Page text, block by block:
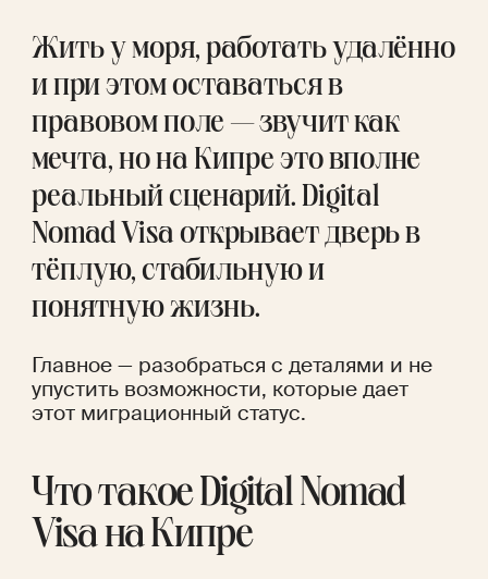
Жить у моря, работать удалённо
и при этом оставаться в
правовом поле — звучит как
мечта, но на Кипре это вполне
реальный сценарий. Digital
Nomad Visa открывает дверь в
тёплую, стабильную и
понятную жизнь.
Главное — разобраться с деталями и не
упустить возможности, которые дает
этот миграционный статус.
Что такое Digital Nomad
Visa на Кипре